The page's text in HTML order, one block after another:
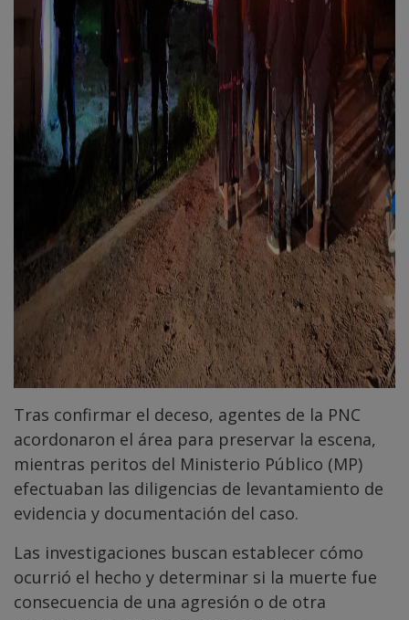
Tras confirmar el deceso, agentes de la PNC
acordonaron el área para preservar la escena,
mientras peritos del Ministerio Público (MP)
efectuaban las diligencias de levantamiento de
evidencia y documentación del caso.
Las investigaciones buscan establecer cómo
ocurrió el hecho y determinar si la muerte fue
consecuencia de una agresión o de otra